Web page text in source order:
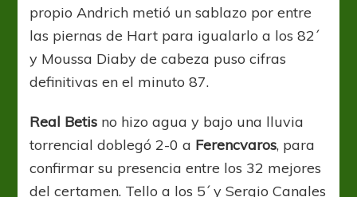
propio Andrich metió un sablazo por entre
las piernas de Hart para igualarlo a los 82´
y Moussa Diaby de cabeza puso cifras
definitivas en el minuto 87.
Real Betis no hizo agua y bajo una lluvia
torrencial doblegó 2-0 a Ferencvaros, para
confirmar su presencia entre los 32 mejores
del certamen. Tello a los 5´ y Sergio Canales